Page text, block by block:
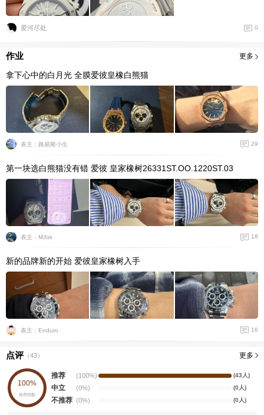
爱河尽处 0
作业 更多
拿下心中的白月光 全膜爱彼皇橡白熊猫
表主：路易斯小生 29
第一块选白熊猫没有错 爱彼 皇家橡树26331ST.OO.1220ST.03
表主：MJok 18
新的品牌新的开始 爱彼皇家橡树入手
表主：Enduro 16
点评（43） 更多
100%
推荐指数
推荐 (100%) (43人)
中立 (0%) (0人)
不推荐 (0%) (0人)